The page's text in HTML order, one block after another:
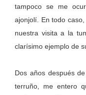
tampoco se me
ajonjolí. En todo
nuestra visita a la
clarísimo ejemplo de
Dos años después
terruño, me entero